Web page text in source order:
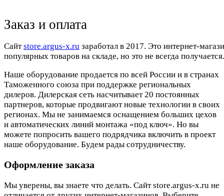
Заказ и оплата
Cайтstore.argus-x.ru заработал в 2017. Это интернет-
популярных товаров на складе, но это не всегда
Наше оборудование продается по всей России и в странах
Таможенного союза при поддержке региональных
дилеров. Дилерская сеть насчитывает 20 постоянных
партнеров, которые продвигают новые технологии в своих
регионах. Мы не занимаемся оснащением больших цехов
и автоматических линий монтажа «под ключ». Но вы
можете попросить вашего подрядчика включить в проект
наше оборудование. Будем рады сотрудничеству.
Оформление заказа
Мы уверены, вы знаете что делать. Сайт store.argus-x.ru не